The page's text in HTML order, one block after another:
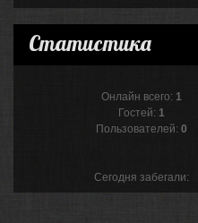
Статистика
Онлайн всего: 1
Гостей: 1
Пользователей: 0
Сегодня забегали: